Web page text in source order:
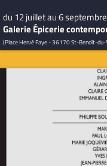
du 12 juillet au 6
Galerie Épicerie
(Place Hervé Faye - 36170 St-Benoît-du-